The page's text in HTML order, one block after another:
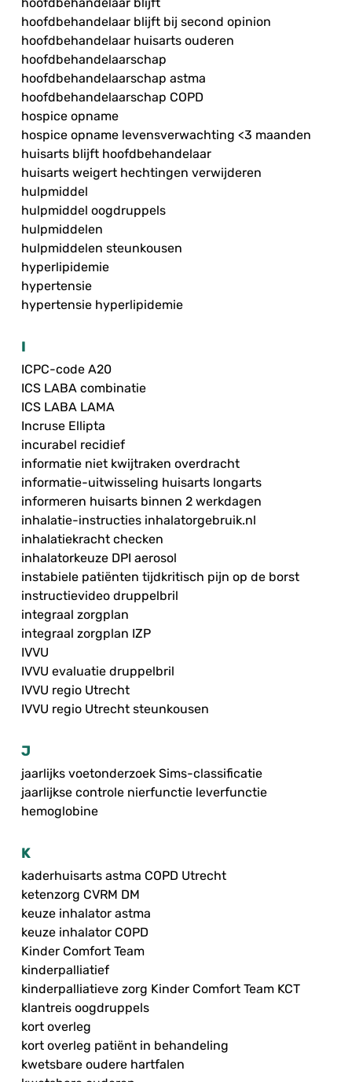
hoofdbehandelaar blijft bij second opinion
hoofdbehandelaar huisarts ouderen
hoofdbehandelaarschap
hoofdbehandelaarschap astma
hoofdbehandelaarschap COPD
hospice opname
hospice opname levensverwachting <3 maanden
huisarts blijft hoofdbehandelaar
huisarts weigert hechtingen verwijderen
hulpmiddel
hulpmiddel oogdruppels
hulpmiddelen
hulpmiddelen steunkousen
hyperlipidemie
hypertensie
hypertensie hyperlipidemie
I
ICPC-code A20
ICS LABA combinatie
ICS LABA LAMA
Incruse Ellipta
incurabel recidief
informatie niet kwijtraken overdracht
informatie-uitwisseling huisarts longarts
informeren huisarts binnen 2 werkdagen
inhalatie-instructies inhalatorgebruik.nl
inhalatiekracht checken
inhalatorkeuze DPI aerosol
instabiele patiënten tijdkritisch pijn op de borst
instructievideo druppelbril
integraal zorgplan
integraal zorgplan IZP
IVVU
IVVU evaluatie druppelbril
IVVU regio Utrecht
IVVU regio Utrecht steunkousen
J
jaarlijks voetonderzoek Sims-classificatie
jaarlijkse controle nierfunctie leverfunctie
hemoglobine
K
kaderhuisarts astma COPD Utrecht
ketenzorg CVRM DM
keuze inhalator astma
keuze inhalator COPD
Kinder Comfort Team
kinderpalliatief
kinderpalliatieve zorg Kinder Comfort Team KCT
klantreis oogdruppels
kort overleg
kort overleg patiënt in behandeling
kwetsbare oudere hartfalen